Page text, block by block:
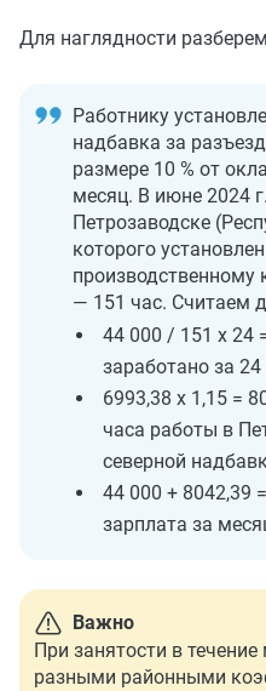
Для наглядности
Работнику
надбавка за
размере 10 % от
месяц. В июне 2024
Петрозаводске
которого
производственному
— 151 час. Считаем
44 000 / 151 х 24
заработано за
6993,38 х 1,15 =
часа работы в
северной
44 000 + 8042,39
зарплата за
Важно
При занятости в
разными районными